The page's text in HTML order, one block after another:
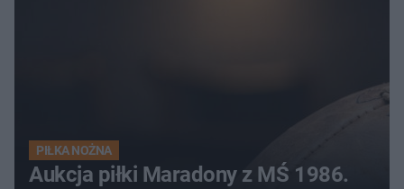
PIŁKA NOŻNA
Aukcja piłki Maradony z MŚ 1986.